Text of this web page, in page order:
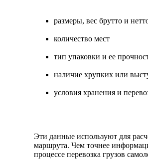
размеры, вес брутто и
количество мест
тип упаковки и ее
наличие хрупких или
условия хранения и
Эти данные используют для
маршрута. Чем точнее
процессе перевозка грузов